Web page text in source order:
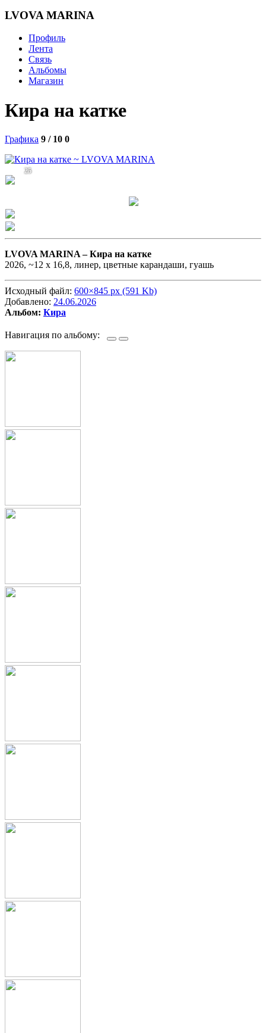
LVOVA MARINA
Профиль
Лента
Связь
Альбомы
Магазин
Кира на катке
Графика 9 / 10 0
25
LVOVA MARINA –Кира на катке
2026, ~12 х 16,8, линер, цветные карандаши, гуашь
Исходный файл: 600×845 px (591 Kb)
Добавлено: 24.06.2026
Альбом: Кира
Навигация по альбому: